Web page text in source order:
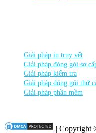
Giải pháp in truy vết
Giải pháp đóng gói sơ
Giải pháp kiểm tra
Giải pháp đóng gói thứ
Giải pháp phần mềm
| Copyright